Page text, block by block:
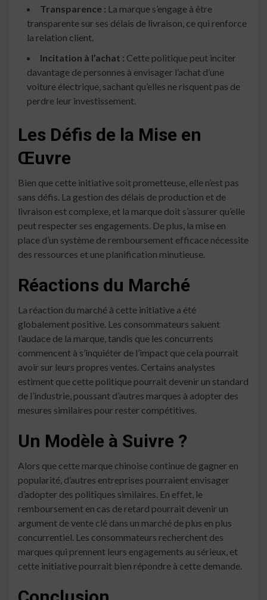
Transparence : La marque s’engage à être
transparente sur ses délais de livraison, ce qui renforce
la relation client.
Incitation à l’achat : Cette politique peut inciter
davantage de personnes à envisager l’achat d’une
voiture électrique, sachant qu’elles ne risquent pas de
perdre leur investissement.
Les Défis de la Mise en
Œuvre
Bien que cette initiative soit prometteuse, elle n’est pas
sans défis. La gestion des délais de production et de
livraison est complexe, et la marque doit s’assurer qu’elle
peut respecter ses engagements. De plus, la mise en
place d’un système de remboursement efficace nécessite
des ressources et une planification minutieuse.
Réactions du Marché
La réaction du marché à cette initiative a été
globalement positive. Les consommateurs saluent
l’audace de la marque, tandis que les concurrents
commencent à s’inquiéter de l’impact que cela pourrait
avoir sur leurs propres ventes. Certains analystes
estiment que cette politique pourrait devenir un standard
de l’industrie, poussant d’autres marques à adopter des
mesures similaires pour rester compétitives.
Un Modèle à Suivre ?
Alors que cette marque chinoise continue de gagner en
popularité, d’autres entreprises pourraient envisager
d’adopter des politiques similaires. En effet, le
remboursement en cas de retard pourrait devenir un
argument de vente clé dans un marché de plus en plus
concurrentiel. Les consommateurs recherchent des
marques qui prennent leurs engagements au sérieux, et
cette initiative pourrait bien répondre à cette demande.